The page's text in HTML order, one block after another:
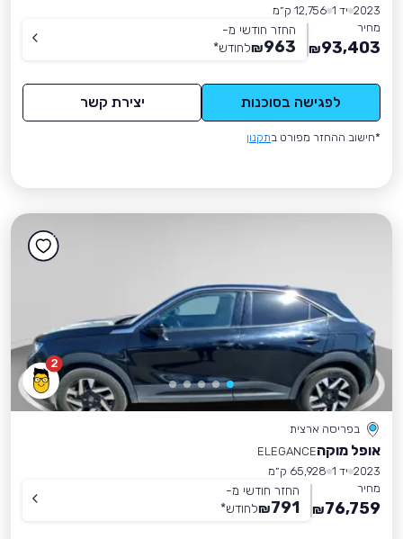
2023 יד 1
12,756 ק״מ
מחיר
93,403
₪
החזר חודשי מ-
963
₪לחודש*
לפגישה בסוכנות יצירת קשר
*חישוב ההחזר מפורט בתקנון
2
בפריסה ארצית
אופל מוקהELEGANCE
2023 יד 1
65,928 ק״מ
מחיר
76,759
₪
החזר חודשי מ-
791
₪לחודש*